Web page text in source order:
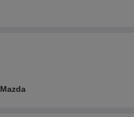
Mazda